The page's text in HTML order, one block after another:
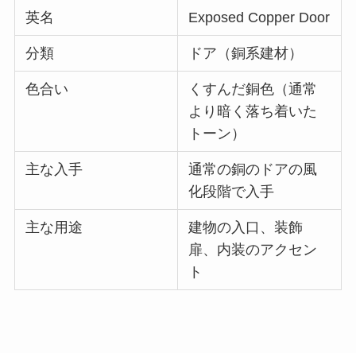
英名 Exposed Copper Door
分類 ドア（銅系建材）
色合い
くすんだ銅色（通常
より暗く落ち着いた
トーン）
主な入手
通常の銅のドアの風
化段階で入手
主な用途
建物の入口、装飾
扉、内装のアクセン
ト